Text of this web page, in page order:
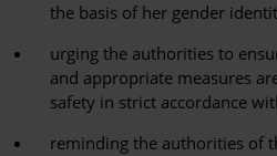
the basis of her gender
urging the authorities to
and appropriate measures
safety in strict accordance
reminding the authorities of